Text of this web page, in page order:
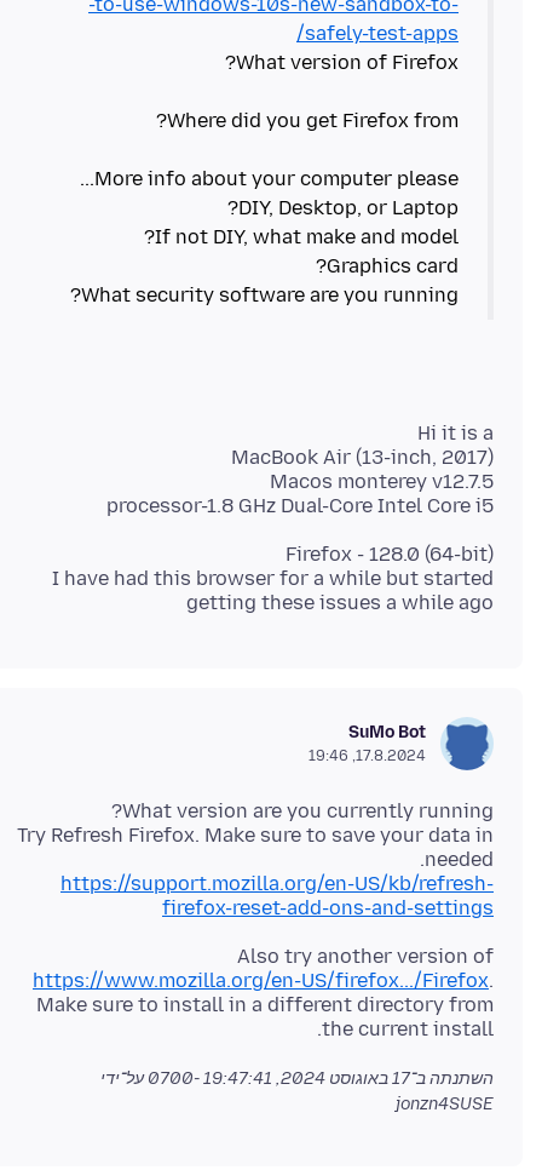
safely-test-apps/
What security software are you running?
processor-1.8 GHz Dual-Core Intel Core i5
I have had this browser for a while but started
getting these issues a while ago
SuMo Bot
17.8.2024, 19:46
Try Refresh Firefox. Make sure to save your data in
needed.
https://support.mozilla.org/en-US/kb/refresh-
firefox-reset-add-ons-and-settings
Also try another version of
https://www.mozilla.org/en-US/firefox.../Firefox.
Make sure to install in a different directory from
the current install.
השתנתה ב־17 באוגוסט 2024, 19:47:41 -0700
על־ידי
jonzn4SUSE